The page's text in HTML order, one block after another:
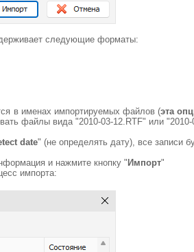
следующие форматы:
в именах импортируемых файлов (эта
файлы вида "2010-03-12.RTF" или "2010-
date" (не определять дату), все записи
и нажмите кнопку " Импорт"
импорта: